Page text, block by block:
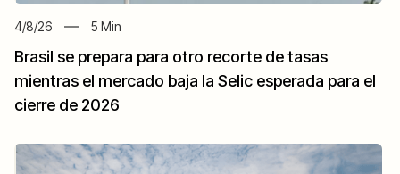
4/8/26 5 Min
Brasil se prepara para otro recorte de tasas
mientras el mercado baja la Selic esperada para el
cierre de 2026